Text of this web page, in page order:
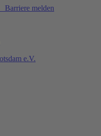
Barriere melden